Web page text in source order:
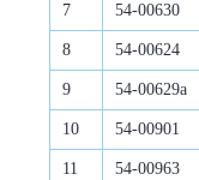
7 54-00630
8 54-00624
9 54-00629а
10 54-00901
11 54-00963